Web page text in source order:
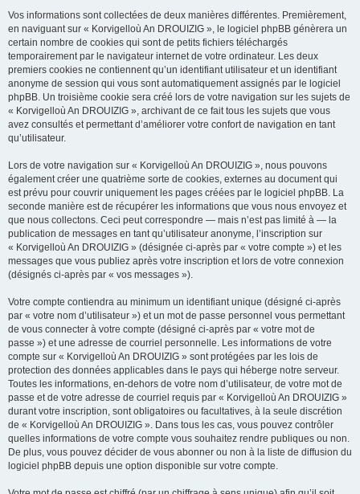
Vos informations sont collectées de deux manières différentes. Premièrement,
en naviguant sur « Korvigelloù An DROUIZIG », le logiciel phpBB génèrera un
certain nombre de cookies qui sont de petits fichiers téléchargés
temporairement par le navigateur internet de votre ordinateur. Les deux
premiers cookies ne contiennent qu’un identifiant utilisateur et un identifiant
anonyme de session qui vous sont automatiquement assignés par le logiciel
phpBB. Un troisième cookie sera créé lors de votre navigation sur les sujets de
« Korvigelloù An DROUIZIG », archivant de ce fait tous les sujets que vous
avez consultés et permettant d’améliorer votre confort de navigation en tant
qu’utilisateur.
Lors de votre navigation sur « Korvigelloù An DROUIZIG », nous pouvons
également créer une quatrième sorte de cookies, externes au document qui
est prévu pour couvrir uniquement les pages créées par le logiciel phpBB. La
seconde manière est de récupérer les informations que vous nous envoyez et
que nous collectons. Ceci peut correspondre — mais n’est pas limité à — la
publication de messages en tant qu’utilisateur anonyme, l’inscription sur
« Korvigelloù An DROUIZIG » (désignée ci-après par « votre compte ») et les
messages que vous publiez après votre inscription et lors de votre connexion
(désignés ci-après par « vos messages »).
Votre compte contiendra au minimum un identifiant unique (désigné ci-après
par « votre nom d’utilisateur ») et un mot de passe personnel vous permettant
de vous connecter à votre compte (désigné ci-après par « votre mot de
passe ») et une adresse de courriel personnelle. Les informations de votre
compte sur « Korvigelloù An DROUIZIG » sont protégées par les lois de
protection des données applicables dans le pays qui héberge notre serveur.
Toutes les informations, en-dehors de votre nom d’utilisateur, de votre mot de
passe et de votre adresse de courriel requis par « Korvigelloù An DROUIZIG »
durant votre inscription, sont obligatoires ou facultatives, à la seule discrétion
de « Korvigelloù An DROUIZIG ». Dans tous les cas, vous pouvez contrôler
quelles informations de votre compte vous souhaitez rendre publiques ou non.
De plus, vous pouvez décider de vous abonner ou non à la liste de diffusion du
logiciel phpBB depuis une option disponible sur votre compte.